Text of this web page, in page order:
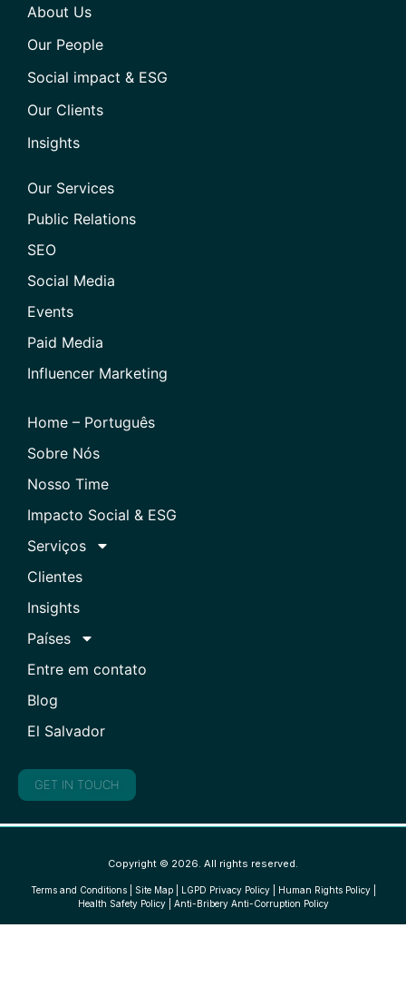
About Us
Our People
Social impact & ESG
Our Clients
Insights
Our Services
Public Relations
SEO
Social Media
Events
Paid Media
Influencer Marketing
Home – Português
Sobre Nós
Nosso Time
Impacto Social & ESG
Serviços
Clientes
Insights
Países
Entre em contato
Blog
El Salvador
GET IN TOUCH
Copyright © 2026. All rights reserved.
Terms and Conditions| Site Map| LGPD Privacy Policy| Human Rights Policy|
Health Safety Policy| Anti-Bribery Anti-Corruption Policy